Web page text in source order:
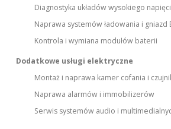
Diagnostyka układów wysokiego
Naprawa systemów ładowania i gniazd
Kontrola i wymiana modułów baterii
Dodatkowe usługi elektryczne
Montaż i naprawa kamer cofania i
Naprawa alarmów i immobilizerów
Serwis systemów audio i